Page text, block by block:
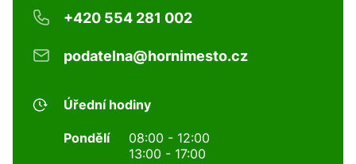
+420 554 281 002
podatelna@hornimesto.cz
Úřední hodiny
Pondělí
08:00 - 12:00
13:00 - 17:00